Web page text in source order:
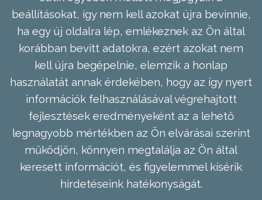
beállításokat, így nem kell azokat újra bevinnie,
ha egy új oldalra lép, emlékeznek az Ön által
korábban bevitt adatokra, ezért azokat nem
kell újra begépelnie, elemzik a honlap
használatát annak érdekében, hogy az így nyert
információk felhasználásával végrehajtott
fejlesztések eredményeként az a lehető
legnagyobb mértékben az Ön elvárásai szerint
működjön, könnyen megtalálja az Ön által
keresett információt, és figyelemmel kísérik
hirdetéseink hatékonyságát.